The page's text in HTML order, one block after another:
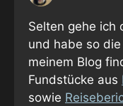
Selten gehe ich
und habe so
meinem Blog
Fundstücke aus
sowie